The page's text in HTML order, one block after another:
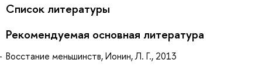
Список литературы
Рекомендуемая основная литература
Восстание меньшинств, Ионин, Л. Г., 2013